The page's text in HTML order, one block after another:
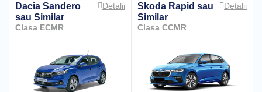
Dacia Sandero
sau Similar
Clasa ECMR
Detalii Skoda Rapid sau
Similar
Clasa CCMR
Detalii